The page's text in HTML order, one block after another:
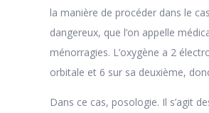
la manière de procéder dans le
dangereux, que l’on appelle
ménorragies. L’oxygène a 2
orbitale et 6 sur sa deuxième,
Dans ce cas, posologie. Il s’agit